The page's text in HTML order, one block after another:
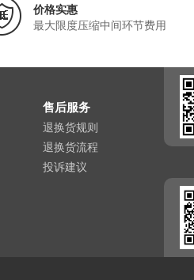
价格实惠
最大限度压缩中间环节费用
售后服务
退换货规则
退换货流程
投诉建议